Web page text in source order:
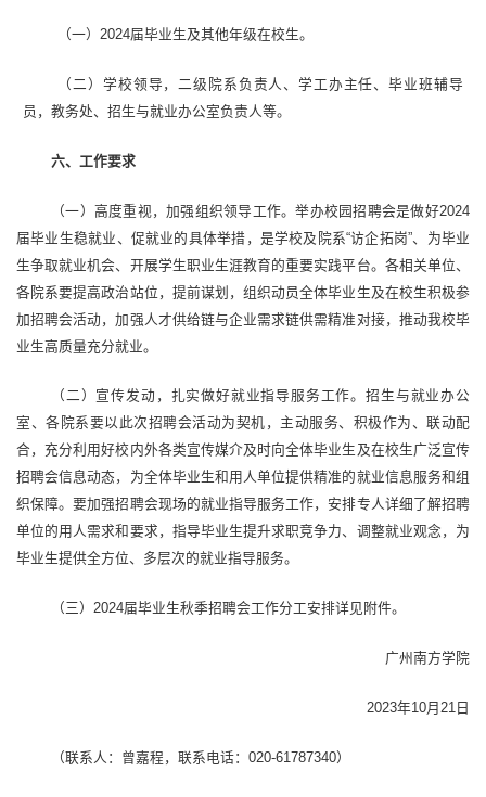
（一）2024届毕业生及其他年级在校生。
（二）学校领导，二级院系负责人、学工办主任、毕业班辅导
员，教务处、招生与就业办公室负责人等。
六、工作要求
（一）高度重视，加强组织领导工作。举办校园招聘会是做好2024
届毕业生稳就业、促就业的具体举措，是学校及院系“访企拓岗”、为毕业
生争取就业机会、开展学生职业生涯教育的重要实践平台。各相关单位、
各院系要提高政治站位，提前谋划，组织动员全体毕业生及在校生积极参
加招聘会活动，加强人才供给链与企业需求链供需精准对接，推动我校毕
业生高质量充分就业。
（二）宣传发动，扎实做好就业指导服务工作。招生与就业办公
室、各院系要以此次招聘会活动为契机，主动服务、积极作为、联动配
合，充分利用好校内外各类宣传媒介及时向全体毕业生及在校生广泛宣传
招聘会信息动态，为全体毕业生和用人单位提供精准的就业信息服务和组
织保障。要加强招聘会现场的就业指导服务工作，安排专人详细了解招聘
单位的用人需求和要求，指导毕业生提升求职竞争力、调整就业观念，为
毕业生提供全方位、多层次的就业指导服务。
（三）2024届毕业生秋季招聘会工作分工安排详见附件。
广州南方学院
2023年10月21日
（联系人：曾嘉程，联系电话：020-61787340）